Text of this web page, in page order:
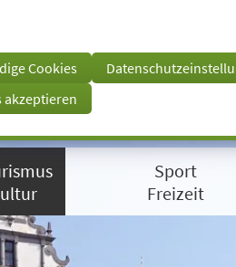
Cookies
akzeptieren
Sport
Freizeit